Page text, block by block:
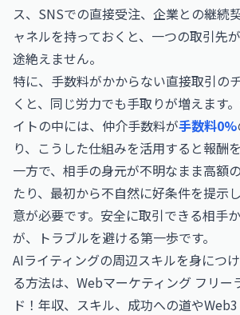
ス、SNSでの直接受注、企業との継続
ャネルを持っておくと、一つの取引先
途絶えません。
特に、手数料がかからない直接取引の
くと、同じ労力でも手取りが増えます
イトの中には、仲介手数料が手数料0%
り、こうした仕組みを活用すると報酬
一方で、相手の身元が不明なまま高額
たり、最初から不自然に好条件を提示
意が必要です。安全に取引できる相手
が、トラブルを避ける第一歩です。
AIライティングの周辺スキルを身につ
る方法は、 Webマーケティング フリー
ド！年収、スキル、成功への道や